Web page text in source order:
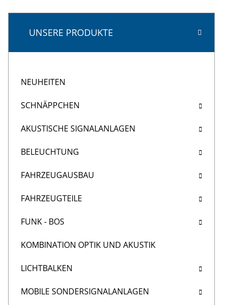
UNSERE PRODUKTE
NEUHEITEN
SCHNÄPPCHEN
AKUSTISCHE SIGNALANLAGEN
BELEUCHTUNG
FAHRZEUGAUSBAU
FAHRZEUGTEILE
FUNK - BOS
KOMBINATION OPTIK UND AKUSTIK
LICHTBALKEN
MOBILE SONDERSIGNALANLAGEN